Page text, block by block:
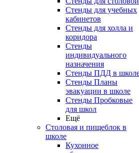
Стенды для учебных
кабинетов
Стенды для холла и
коридора
Стенды
индивидуального
назначения
Стенды ПДД в
Стенды Планы
эвакуации в школе
Стенды Пробковые
для школ
Ещё
Столовая и пищеблок в
школе
Кухонное